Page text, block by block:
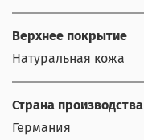
Верхнее покрытие
Натуральная кожа
Страна производства
Германия